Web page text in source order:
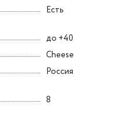
Есть
до +40
Cheese
Россия
8